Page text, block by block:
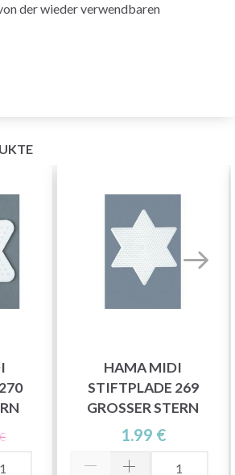
der wieder verwendbaren
HAMA MIDI
STIFTPLADE 269
GROSSER STERN
1.99 €